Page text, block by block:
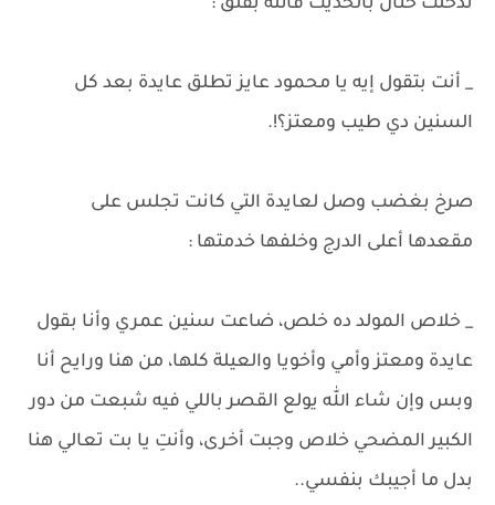
تدخلت حنان بالحديث قائلة بقلق :
_ أنت بتقول إيه يا محمود عايز تطلق عايدة بعد كل
السنين دي طيب ومعتز؟!.
صرخ بغضب وصل لعايدة التي كانت تجلس على
مقعدها أعلى الدرج وخلفها خدمتها :
_ خلاص المولد ده خلص، ضاعت سنين عمري وأنا بقول
عايدة ومعتز وأمي وأخويا والعيلة كلها، من هنا ورايح أنا
وبس وإن شاء الله يولع القصر باللي فيه شبعت من دور
الكبير المضحي خلاص وجبت أخرى، وأنتِ يا بت تعالي هنا
بدل ما أجيبك بنفسي..